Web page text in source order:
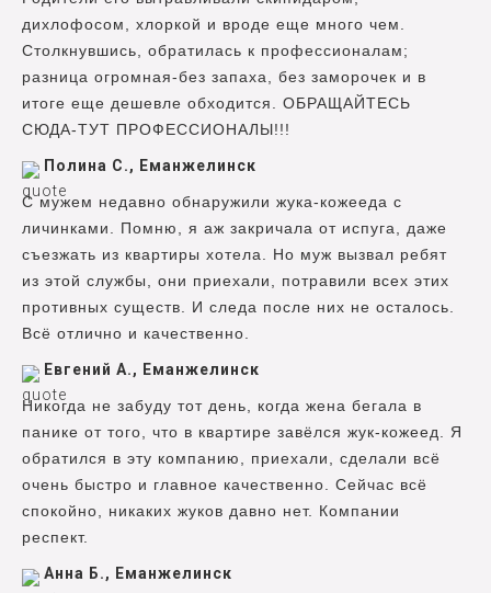
дихлофосом, хлоркой и вроде еще много чем.
Столкнувшись, обратилась к профессионалам;
разница огромная-без запаха, без заморочек и в
итоге еще дешевле обходится. ОБРАЩАЙТЕСЬ
СЮДА-ТУТ ПРОФЕССИОНАЛЫ!!!
Полина С., Еманжелинск
С мужем недавно обнаружили жука-кожееда с
личинками. Помню, я аж закричала от испуга, даже
съезжать из квартиры хотела. Но муж вызвал ребят
из этой службы, они приехали, потравили всех этих
противных существ. И следа после них не осталось.
Всё отлично и качественно.
Евгений А., Еманжелинск
Никогда не забуду тот день, когда жена бегала в
панике от того, что в квартире завёлся жук-кожеед. Я
обратился в эту компанию, приехали, сделали всё
очень быстро и главное качественно. Сейчас всё
спокойно, никаких жуков давно нет. Компании
респект.
Анна Б., Еманжелинск